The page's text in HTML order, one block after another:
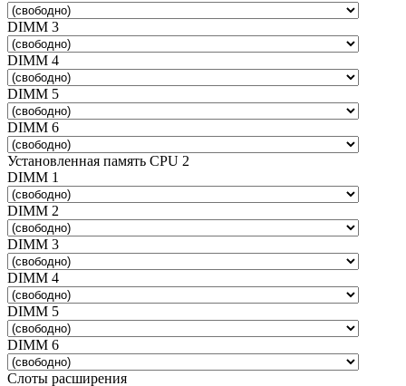
DIMM 3
DIMM 4
DIMM 5
DIMM 6
Установленная память CPU 2
DIMM 1
DIMM 2
DIMM 3
DIMM 4
DIMM 5
DIMM 6
Слоты расширения